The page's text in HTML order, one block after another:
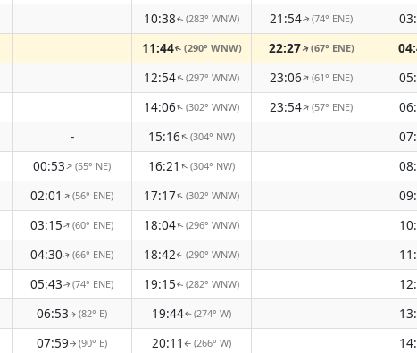
10:38↑(283° WNW) 21:54↑(74° ENE)
11:44↑(290° WNW) 22:27↑(67° ENE)
12:54↑(297° WNW) 23:06↑(61° ENE)
14:06↑(302° WNW) 23:54↑(57° ENE)
- 15:16↑(304° NW)
00:53↑(55° NE) 16:21 ↑(304° NW)
02:01 ↑(56° ENE) 17:17↑(302° WNW)
03:15↑(60° ENE) 18:04↑(296° WNW)
04:30↑(66° ENE) 18:42↑(290° WNW)
05:43↑(74° ENE) 19:15↑(282° WNW)
06:53↑(82° E) 19:44↑(274° W)
07:59↑ (90° E) 20:11 ↑(266° W)